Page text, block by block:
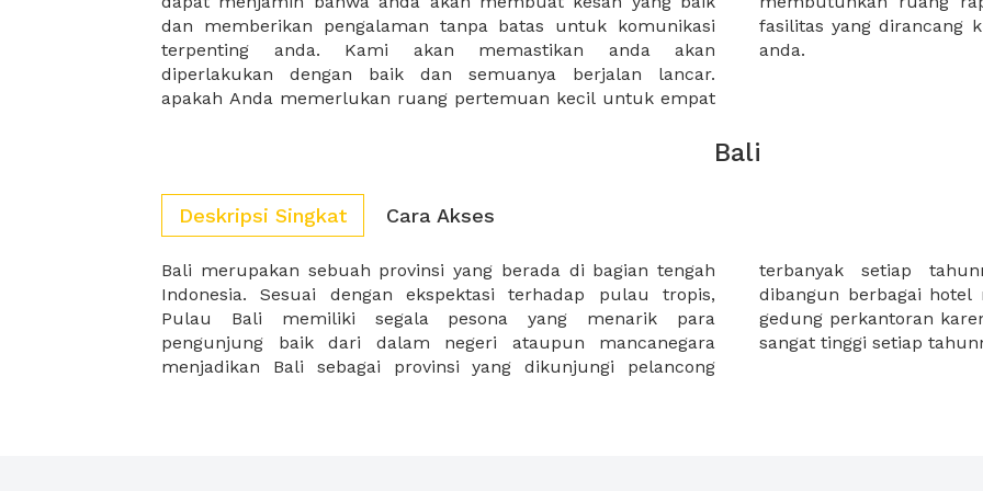
dan memberikan pengalaman tanpa batas untuk komunikasi
terpenting anda. Kami akan memastikan anda akan
diperlakukan dengan baik dan semuanya berjalan lancar.
apakah Anda memerlukan ruang pertemuan kecil untuk empat
fasilitas yang dirancang khusus untuk memastikan kesuksesan
anda.
Bali
Deskripsi Singkat Cara Akses
Bali merupakan sebuah provinsi yang berada di bagian tengah
Indonesia. Sesuai dengan ekspektasi terhadap pulau tropis,
Pulau Bali memiliki segala pesona yang menarik para
pengunjung baik dari dalam negeri ataupun mancanegara
menjadikan Bali sebagai provinsi yang dikunjungi pelancong
terbanyak setiap tahunnya. Tidak mengherankan, di Bali,
dibangun berbagai hotel mewah berstandar internasional serta
gedung perkantoran karena pertumbuhan perekonomian di Bali
sangat tinggi setiap